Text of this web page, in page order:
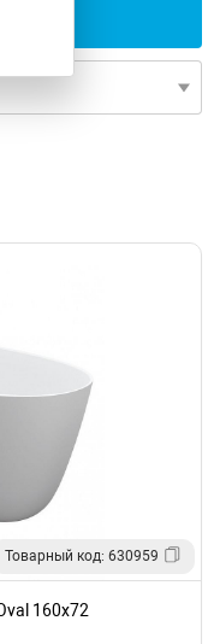
Товарный код: 630959
160х72